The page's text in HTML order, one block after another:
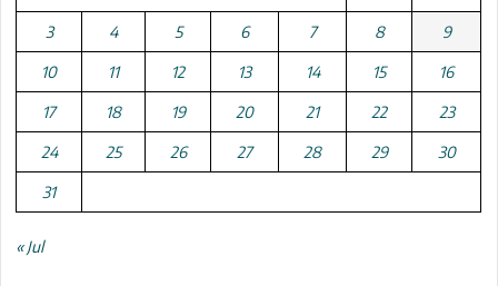
3 4 5 6 7 8 9
10 11 12 13 14 15 16
17 18 19 20 21 22 23
24 25 26 27 28 29 30
31
« Jul